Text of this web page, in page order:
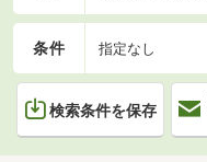
条件 指定なし
検索条件を保存